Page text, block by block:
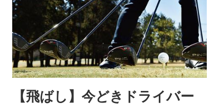
【飛ばし】今どきドライバー